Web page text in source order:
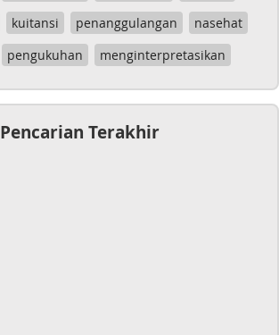
kuitansi penanggulangan
nasehat
pengukuhan menginterpretasikan
Pencarian Terakhir